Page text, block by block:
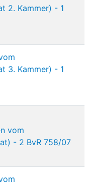
2. Kammer) - 1
3. Kammer) - 1
vom
- 2 BvR 758/07